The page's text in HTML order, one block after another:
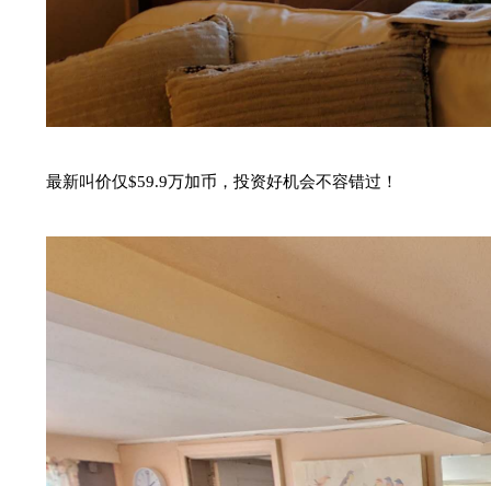
最新叫价仅$59.9万加币， 投资好机会不容错过 ！